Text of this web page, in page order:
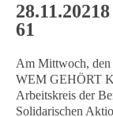
61
Am Mittwoch, den
WEM GEHÖRT
Arbeitskreis der
Solidarischen